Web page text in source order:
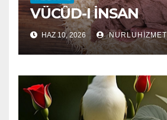
VÜCÛD-I İNSAN
HAZ 10, 2026 NURLUHIZMET